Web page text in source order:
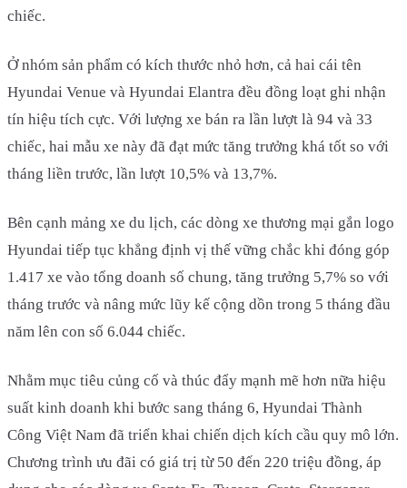
chiếc.
Ở nhóm sản phẩm có kích thước nhỏ hơn, cả hai cái tên
Hyundai Venue và Hyundai Elantra đều đồng loạt ghi nhận
tín hiệu tích cực. Với lượng xe bán ra lần lượt là 94 và 33
chiếc, hai mẫu xe này đã đạt mức tăng trưởng khá tốt so với
tháng liền trước, lần lượt 10,5% và 13,7%.
Bên cạnh mảng xe du lịch, các dòng xe thương mại gắn logo
Hyundai tiếp tục khẳng định vị thế vững chắc khi đóng góp
1.417 xe vào tổng doanh số chung, tăng trưởng 5,7% so với
tháng trước và nâng mức lũy kế cộng dồn trong 5 tháng đầu
năm lên con số 6.044 chiếc.
Nhằm mục tiêu củng cố và thúc đẩy mạnh mẽ hơn nữa hiệu
suất kinh doanh khi bước sang tháng 6, Hyundai Thành
Công Việt Nam đã triển khai chiến dịch kích cầu quy mô lớn.
Chương trình ưu đãi có giá trị từ 50 đến 220 triệu đồng, áp